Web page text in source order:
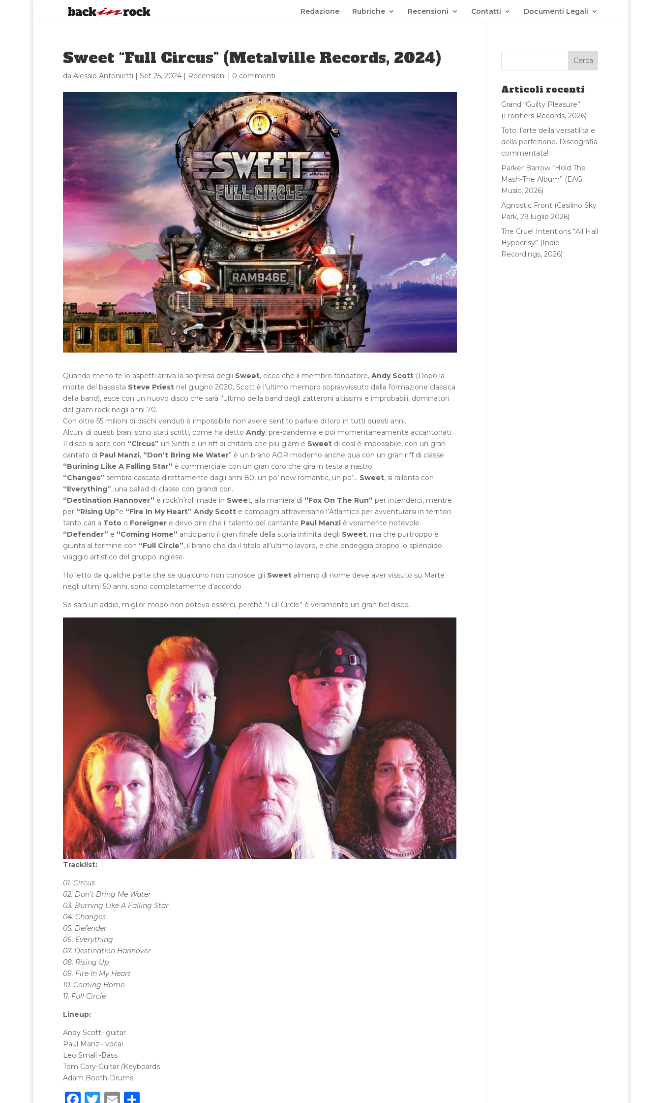
Redazione Rubriche Recensioni Contatti Documenti Legali
Sweet “Full Circus” (Metalville Records, 2024)
da Alessio Antonietti | Set 25, 2024| Recensioni | 0 commenti
Quando meno te lo aspetti arriva la sorpresa degli Sweet, ecco che il membro fondatore, Andy Scott(Dopo la
morte del bassista Steve Priestnel giugno 2020, Scott è l’ultimo membro sopravvissuto della formazione classica
della band), esce con un nuovo disco che sarà l’ultimo della band dagli zatteroni altissimi e improbabili, dominatori
del glam rock negli anni 70.
Con oltre 55 milioni di dischi venduti è impossibile non avere sentito parlare di loro in tutti questi anni.
Alcuni di questi brani sono stati scritti, come ha detto Andy, pre-pandemia e poi momentaneamente accantonati.
Il disco si apre con “Circus” un Sinth e un riff di chitarra che più glam e Sweet di così è impossibile, con un gran
cantato di Paul Manzi, “Don’t Bring Me Water” è un brano AOR moderno anche qua con un gran riff di classe.
“Burining Like A Falling Star” è commerciale con un gran coro che gira in testa a nastro.
“Changes” sembra cascata direttamente dagli anni 80, un po’ new romantic, un po’… Sweet, si rallenta con
“Everything”, una ballad di classe con grandi cori.
“Destination Hannover” è rock’n’roll made in Sweet, alla maniera di “Fox On The Run” per intenderci, mentre
per “Rising Up”e “Fire In My Heart” Andy Scotte compagni attraversano l’Atlantico per avventurarsi in territori
tanto cari a Totoo Foreignere devo dire che il talento del cantante Paul Manziè veramente notevole.
“Defender” e “Coming Home” anticipano il gran finale della storia infinita degli Sweet, ma che purtroppo è
giunta al termine con “Full Circle”, il brano che da il titolo all’ultimo lavoro, e che ondeggia proprio lo splendido
viaggio artistico del gruppo inglese.
Ho letto da qualche parte che se qualcuno non conosce gli Sweet almeno di nome deve aver vissuto su Marte
negli ultimi 50 anni, sono completamente d’accordo.
Se sarà un addio, miglior modo non poteva esserci, perché “Full Circle” è veramente un gran bel disco.
Tracklist:
01. Circus
02. Don’t Bring Me Water
03. Burning Like A Falling Star
04. Changes
05. Defender
06. Everything
07. Destination Hannover
08. Rising Up
09. Fire In My Heart
10. Coming Home
11. Full Circle
Lineup:
Andy Scott- guitar
Paul Manzi- vocal
Leo Small -Bass
Tom Cory-Guitar /Keyboards
Adam Booth-Drums
Articoli recenti
Grand “Guilty Pleasure”
(Frontiers Records, 2026)
Toto: l’arte della versatilità e
della perfezione. Discografia
commentata!
Parker Barrow “Hold The
Mash-The Album” (EAG
Music, 2026)
Agnostic Front (Casilino Sky
Park, 29 luglio 2026)
The Cruel Intentions “All Hall
Hypocrisy” (Indie
Recordings, 2026)